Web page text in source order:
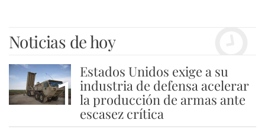
Noticias de hoy
1
Estados Unidos exige a su
industria de defensa acelerar
la producción de armas ante
escasez crítica